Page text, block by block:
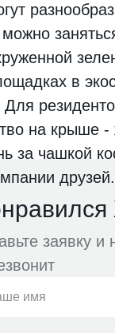
в
на крыше
за чашкой
друзей.
заявку